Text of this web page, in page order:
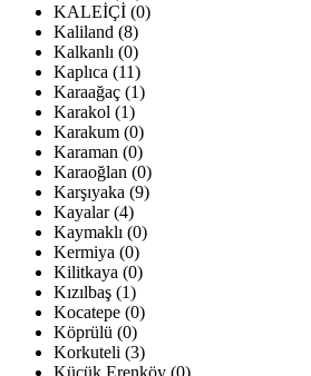
KALEİÇİ (0)
Kaliland (8)
Kalkanlı (0)
Kaplıca (11)
Karaağaç (1)
Karakol (1)
Karakum (0)
Karaman (0)
Karaoğlan (0)
Karşıyaka (9)
Kayalar (4)
Kaymaklı (0)
Kermiya (0)
Kilitkaya (0)
Kızılbaş (1)
Kocatepe (0)
Köprülü (0)
Korkuteli (3)